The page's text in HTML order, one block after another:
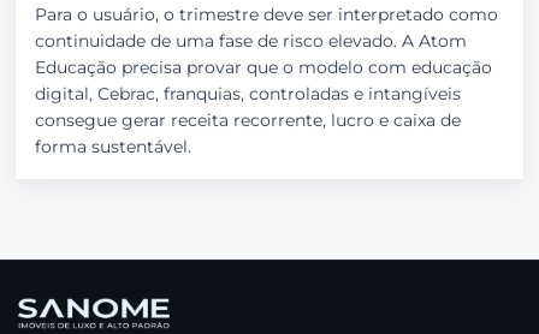
Para o usuário, o trimestre deve ser interpretado como
continuidade de uma fase de risco elevado. A Atom
Educação precisa provar que o modelo com educação
digital, Cebrac, franquias, controladas e intangíveis
consegue gerar receita recorrente, lucro e caixa de
forma sustentável.